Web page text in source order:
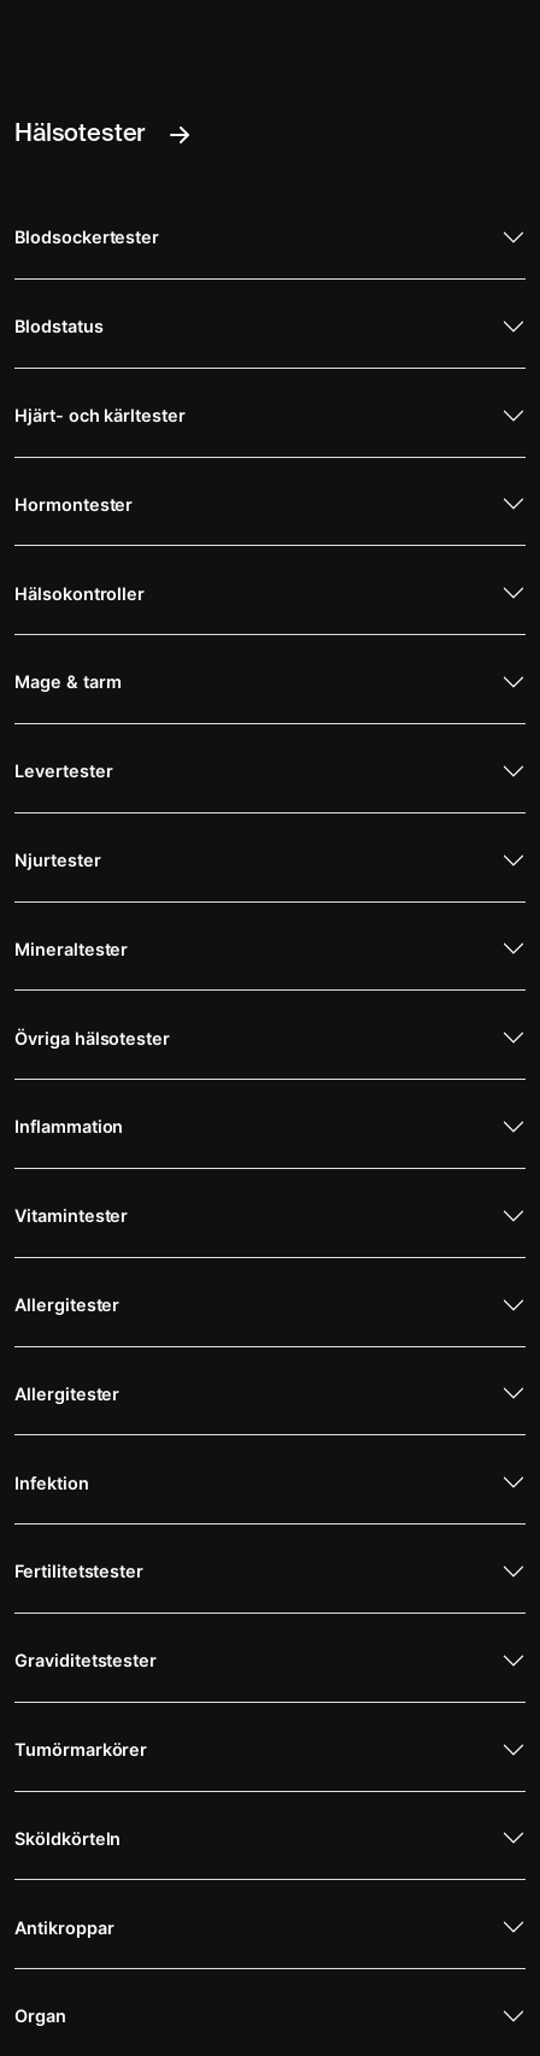
Hälsotester
Blodsockertester
Blodstatus
Hjärt- och kärltester
Hormontester
Hälsokontroller
Mage & tarm
Levertester
Njurtester
Mineraltester
Övriga hälsotester
Inflammation
Vitamintester
Allergitester
Allergitester
Infektion
Fertilitetstester
Graviditetstester
Tumörmarkörer
Sköldkörteln
Antikroppar
Organ